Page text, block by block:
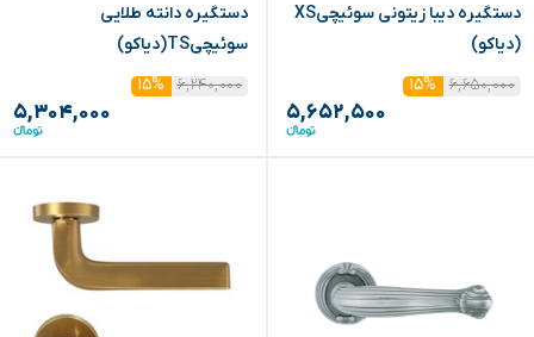
دستگیره دیبا زیتونی سوئیچیXS
(دیاکو)
۶,۶۵۰,۰۰۰
۱۵%
۵,۶۵۲,۵۰۰
دستگیره دانته طلایی
سوئیچیTS(دیاکو)
۶,۲۴۰,۰۰۰
۱۵%
۵,۳۰۴,۰۰۰